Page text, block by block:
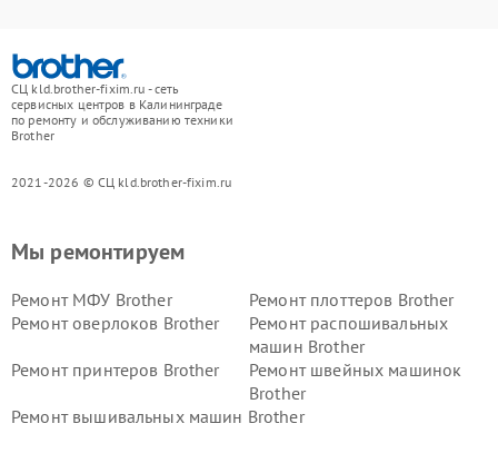
СЦ kld.brother-fixim.ru - сеть
сервисных центров в Калининграде
по ремонту и обслуживанию техники
Brother
2021-2026 © СЦ kld.brother-fixim.ru
Мы ремонтируем
Ремонт МФУ Brother
Ремонт плоттеров Brother
Ремонт оверлоков Brother
Ремонт распошивальных
машин Brother
Ремонт принтеров Brother
Ремонт швейных машинок
Brother
Ремонт вышивальных машин Brother